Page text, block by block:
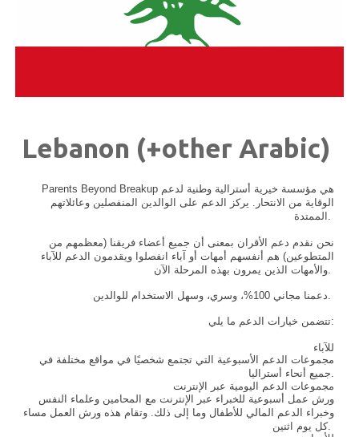
Lebanon (+other Arabic)
Parents Beyond Breakup هي مؤسسة خيرية أسترالية وطنية لدعم
الوقاية من الانتحار. يركز الدعم على الوالدين المنفصلين وعائلاتهم
الممتدة.
نحن نقدم دعم الأقران بمعنى أن جميع أعضاء فريقنا (معظمهم من
المتطوعين) هم أنفسهم أمهات أو آباء انفصلوا ويقدمون الدعم للآباء
والأمهات الذين يمرون بهذه المرحلة الآن.
تتضمن خيارات الدعم ما يلي:
للآباء
مجموعات الدعم الأسبوعية التي تجتمع شخصيًا في مواقع مختلفة في
جميع أنحاء أستراليا.
مجموعات الدعم اليومية عبر الإنترنت
ورش عمل أسبوعية للخبراء عبر الإنترنت مع المحامين وعلماء النفس
وخبراء الدعم المالي للأطفال وما إلى ذلك. وتقام هذه ورش العمل مساء
كل يوم اثنين.